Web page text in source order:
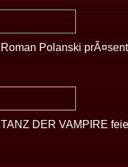
Roman Polanski
TANZ DER VAMPIRE